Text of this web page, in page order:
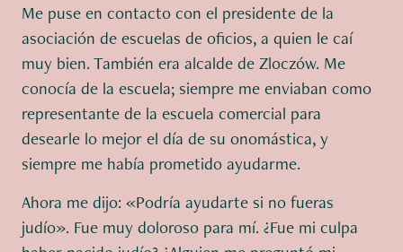
Me puse en contacto con el presidente de la
asociación de escuelas de oficios, a quien le caí
muy bien. También era alcalde de Zloczów. Me
conocía de la escuela; siempre me enviaban como
representante de la escuela comercial para
desearle lo mejor el día de su onomástica, y
siempre me había prometido ayudarme.
Ahora me dijo: «Podría ayudarte si no fueras
judío». Fue muy doloroso para mí. ¿Fue mi culpa